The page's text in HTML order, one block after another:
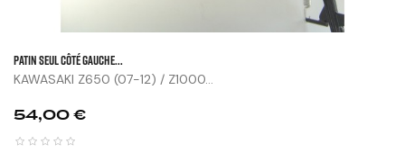
Patin Seul Côté Gauche...
KAWASAKI Z650 (07-12) / Z1000...
Prix
54,00 €